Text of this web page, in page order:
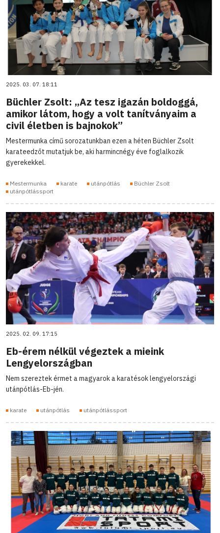
2025. 03. 07. 18:11
Büchler Zsolt: „Az tesz igazán boldoggá,
amikor látom, hogy a volt tanítványaim a
civil életben is bajnokok”
Mestermunka című sorozatunkban ezen a héten Büchler Zsolt
karateedzőt mutatjuk be, aki harmincnégy éve foglalkozik
gyerekekkel.
Mestermunka karate utánpótlás
Büchler Zsolt
utánpótlássport
2025. 02. 09. 17:15
Eb-érem nélkül végeztek a mieink
Lengyelországban
Nem szereztek érmet a magyarok a karatésok lengyelországi
utánpótlás-Eb-jén.
karate utánpótlás utánpótlássport